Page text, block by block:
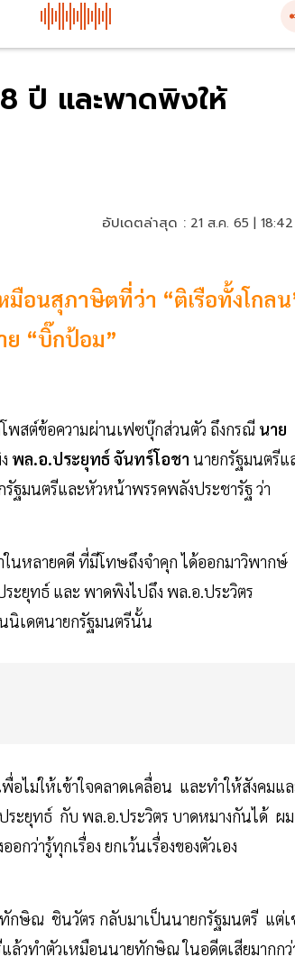
ปี และพาดพิงให้
อัปเดตล่าสุด : 21 ส.ค. 65 |
อนสุภาษิตที่ว่า “ติเรือทั้งโกล
ย “บิ๊กป้อม”
โพสต์ข้อความผ่านเฟซบุ๊กส่วนตัว ถึงกรณี นาย
พล.อ.ประยุทธ์ จันทร์โอชา นายกรัฐมนตรีแ
รัฐมนตรีและหัวหน้าพรรคพลังประชารัฐ ว่า
หลายคดี ที่มีโทษถึงจำคุก ได้ออกมาวิพากษ์
ะยุทธ์ และ พาดพิงไปถึง พล.อ.ประวิตร
นิเดตนายกรัฐมนตรีนั้น
อไม่ให้เข้าใจคลาดเคลื่อน และทำให้สังคมแ
ระยุทธ์ กับ พล.อ.ประวิตร บาดหมางกันได้ ผม
ว่ารู้ทุกเรื่อง ยกเว้นเรื่องของตัวเอง
ทักษิณ ชินวัตร กลับมาเป็นนายกรัฐมนตรี แต่เ
ล้วทำตัวเหมือนนายทักษิณ ในอดีตเสียมากกว่